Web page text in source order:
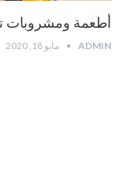
أطعمة ومشروبات
ADMIN مايو 18, 2020